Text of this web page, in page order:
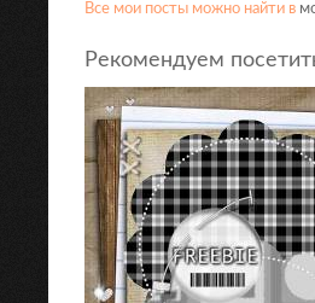
Все мои посты можно найти в
Рекомендуем